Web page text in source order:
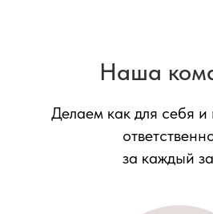
Наша
Делаем как для себя
за каждый